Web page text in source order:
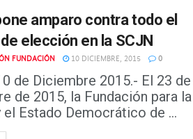
amparo contra todo el
elección en la SCJN
FUNDACIÓN 10 DICIEMBRE, 2015 0
de Diciembre 2015.- El 23 de
de 2015, la Fundación para la
Estado Democrático de ...